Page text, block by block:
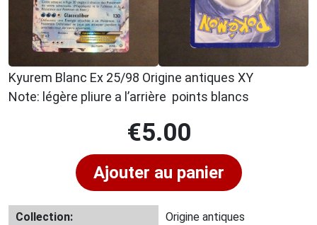
Kyurem Blanc Ex 25/98 Origine antiques XY
Note: légère pliure a l’arrière points blancs
€5.00
Ajouter au panier
Collection:
Origine antiques